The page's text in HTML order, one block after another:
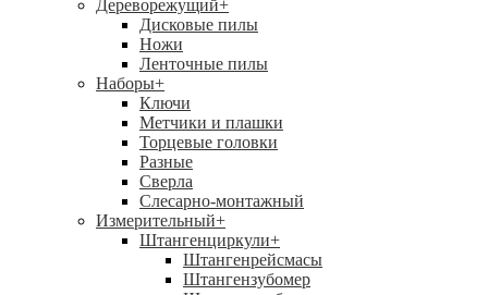
Дереворежущий+
Дисковые пилы
Ножи
Ленточные пилы
Наборы+
Ключи
Метчики и плашки
Торцевые головки
Разные
Сверла
Слесарно-монтажный
Измерительный+
Штангенциркули+
Штангенрейсмасы
Штангензубомер